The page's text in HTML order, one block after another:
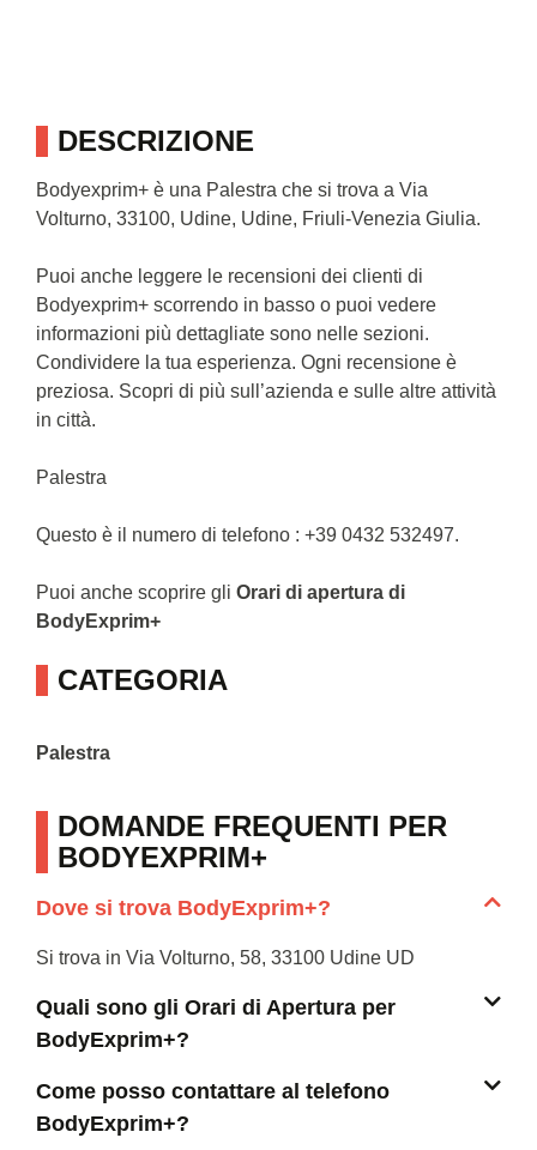
DESCRIZIONE
Bodyexprim+ è una Palestra che si trova a Via
Volturno, 33100, Udine, Udine, Friuli-Venezia Giulia.
Puoi anche leggere le recensioni dei clienti di
Bodyexprim+ scorrendo in basso o puoi vedere
informazioni più dettagliate sono nelle sezioni.
Condividere la tua esperienza. Ogni recensione è
preziosa. Scopri di più sull’azienda e sulle altre attività
in città.
Palestra
Questo è il numero di telefono : +39 0432 532497.
Puoi anche scoprire gli Orari di apertura di
BodyExprim+
CATEGORIA
Palestra
DOMANDE FREQUENTI PER
BODYEXPRIM+
Dove si trova BodyExprim+?
Si trova in Via Volturno, 58, 33100 Udine UD
Quali sono gli Orari di Apertura per
BodyExprim+?
Come posso contattare al telefono
BodyExprim+?